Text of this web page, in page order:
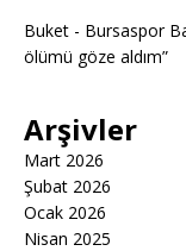
Buket - Bursaspor
ölümü göze aldım”
Arşivler
Mart 2026
Şubat 2026
Ocak 2026
Nisan 2025